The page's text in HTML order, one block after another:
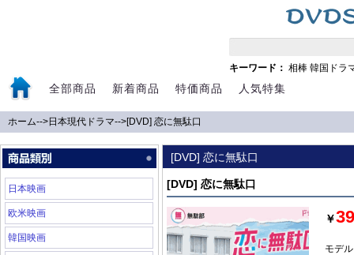
キーワード： 相棒 韓国ドラ
全部商品 新着商品 特価商品 人気特集
ホーム-->日本現代ドラマ-->[DVD] 恋に無駄口
日本映画
欧米映画
韓国映画
[DVD] 恋に無駄口
[DVD] 恋に無駄口
￥
モデ